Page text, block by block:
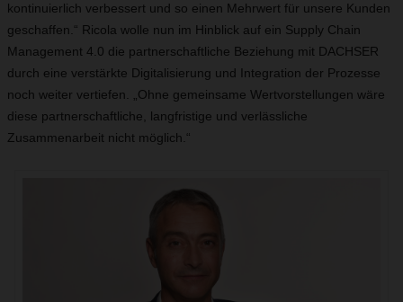
kontinuierlich verbessert und so einen Mehrwert für unsere Kunden
geschaffen.“ Ricola wolle nun im Hinblick auf ein Supply Chain
Management 4.0 die partnerschaftliche Beziehung mit DACHSER
durch eine verstärkte Digitalisierung und Integration der Prozesse
noch weiter vertiefen. „Ohne gemeinsame Wertvorstellungen wäre
diese partnerschaftliche, langfristige und verlässliche
Zusammenarbeit nicht möglich.“